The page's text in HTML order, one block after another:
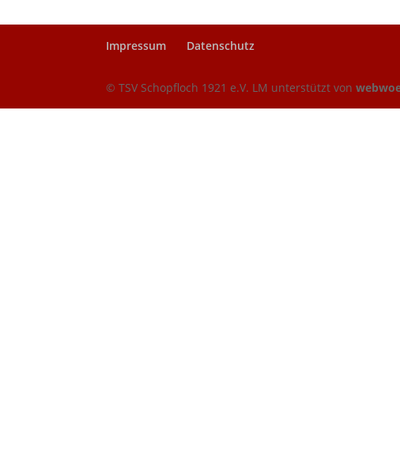
Impressum Datenschutz
© TSV Schopfloch 1921 e.V. LM unterstützt von